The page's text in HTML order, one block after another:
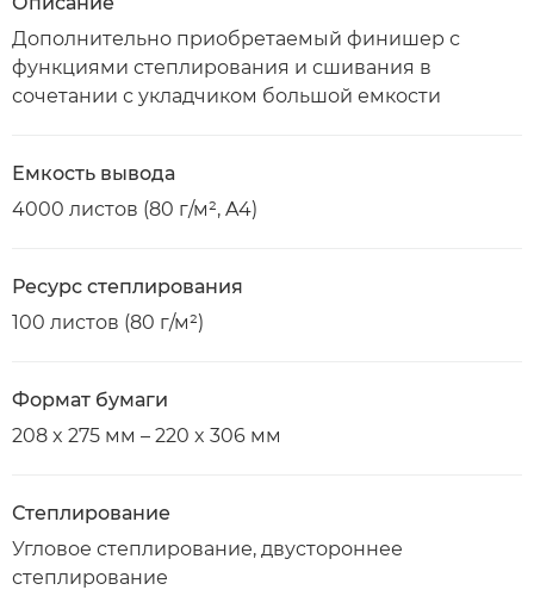
Дополнительно приобретаемый финишер с
функциями степлирования и сшивания в
сочетании с укладчиком большой емкости
Емкость вывода
4000 листов (80 г/м², A4)
Ресурс степлирования
100 листов (80 г/м²)
Формат бумаги
208 x 275 мм – 220 x 306 мм
Степлирование
Угловое степлирование, двустороннее
степлирование